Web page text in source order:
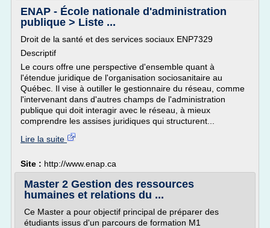
ENAP - École nationale d'administration
publique > Liste ...
Droit de la santé et des services sociaux ENP7329
Descriptif
Le cours offre une perspective d'ensemble quant à
l'étendue juridique de l'organisation sociosanitaire au
Québec. Il vise à outiller le gestionnaire du réseau, comme
l'intervenant dans d'autres champs de l'administration
publique qui doit interagir avec le réseau, à mieux
comprendre les assises juridiques qui structurent...
Lire la suite
Site : http://www.enap.ca
Master 2 Gestion des ressources
humaines et relations du ...
Ce Master a pour objectif principal de préparer des
étudiants issus d'un parcours de formation M1